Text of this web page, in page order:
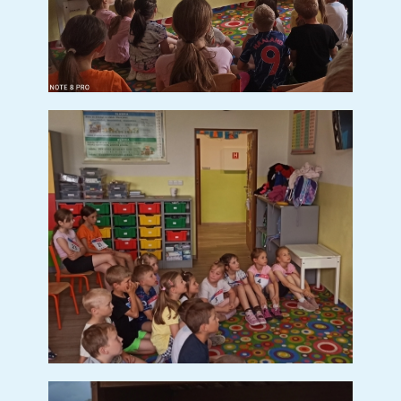
Pracovní listy
Básničky
Potřeby pro prvňáčky
Plavecký kurz
Zápis do MŠ
Fotogalerie
Vize MŠ
Kontakt
Školní jídelna
Dokumenty
Ke stažení
Fotogalerie
Svačinky
Polévky
Obědy